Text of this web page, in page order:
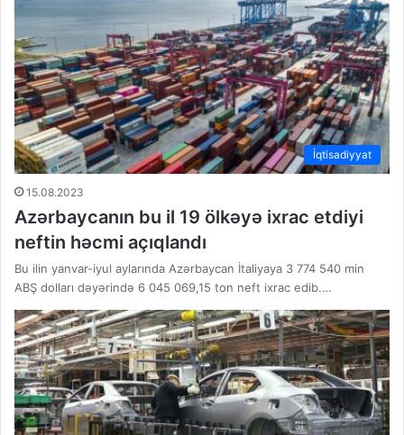
İqtisadiyyat
15.08.2023
Azərbaycanın bu il 19 ölkəyə ixrac etdiyi
neftin həcmi açıqlandı
Bu ilin yanvar-iyul aylarında Azərbaycan İtaliyaya 3 774 540 min
ABŞ dolları dəyərində 6 045 069,15 ton neft ixrac edib.…